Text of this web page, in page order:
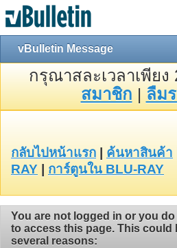
vBulletin Message
กรุณาสละเวลาเพียง
สมาชิก | ลืม
กลับไปหน้าแรก ค้นหาสินค้า
RAY
การ์ตูนใน BLU-RAY
You are not logged in or you
to access this page. This could
several reasons: